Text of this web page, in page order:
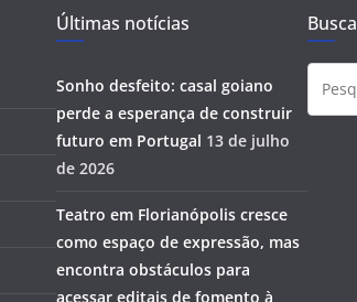
Últimas notícias
Sonho desfeito: casal goiano
perde a esperança de construir
futuro em Portugal 13 de julho
de 2026
Teatro em Florianópolis cresce
como espaço de expressão, mas
encontra obstáculos para
acessar editais de fomento à
Busca